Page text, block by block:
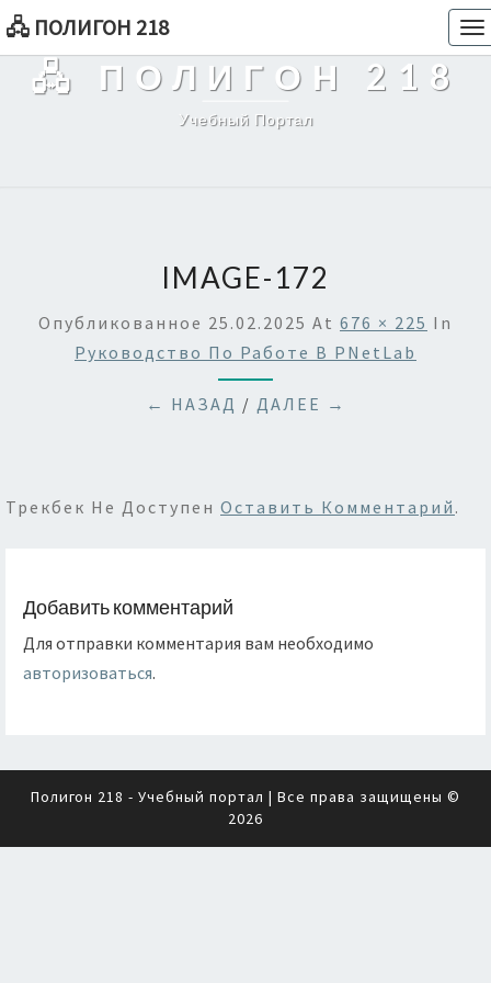
🖧 ПОЛИГОН 218
🖧 ПОЛИГОН 218
Учебный Портал
IMAGE-172
Опубликованное 25.02.2025 At 676 × 225 In
Руководство По Работе В PNetLab
← НАЗАД / ДАЛЕЕ →
Трекбек Не Доступен Оставить Комментарий .
Добавить комментарий
Для отправки комментария вам необходимо
авторизоваться.
Полигон 218 - Учебный портал | Все права защищены ©
2026